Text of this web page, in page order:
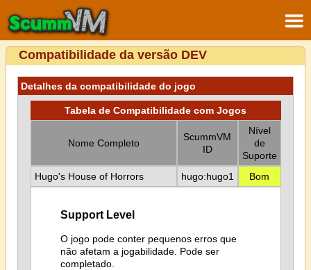
Compatibilidade da versão DEV
Detalhes da compatibilidade do jogo
Tabela de Compatibilidade com Jogos
Nome Completo
ScummVM
ID
Nível
de
Suporte
Hugo's House of Horrors
hugo:hugo1 Bom
Support Level
O jogo pode conter pequenos erros que
não afetam a jogabilidade. Pode ser
completado.